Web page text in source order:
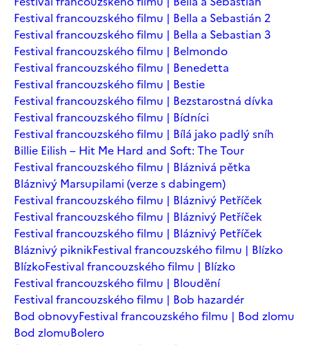
Festival francouzského filmu | Bella a Sebastián 2
Festival francouzského filmu | Bella a Sebastian 3
Festival francouzského filmu | Belmondo
Festival francouzského filmu | Benedetta
Festival francouzského filmu | Bestie
Festival francouzského filmu | Bezstarostná dívka
Festival francouzského filmu | Bídníci
Festival francouzského filmu | Bílá jako padlý sníh
Billie Eilish – Hit Me Hard and Soft: The Tour
Festival francouzského filmu | Bláznivá pětka
Bláznivý Marsupilami (verze s dabingem)
Festival francouzského filmu | Bláznivý Petříček
Festival francouzského filmu | Bláznivý Petříček
Festival francouzského filmu | Bláznivý Petříček
Bláznivý piknikFestival francouzského filmu | Blízko
BlízkoFestival francouzského filmu | Blízko
Festival francouzského filmu | Bloudění
Festival francouzského filmu | Bob hazardér
Bod obnovyFestival francouzského filmu | Bod zlomu
Bod zlomuBolero